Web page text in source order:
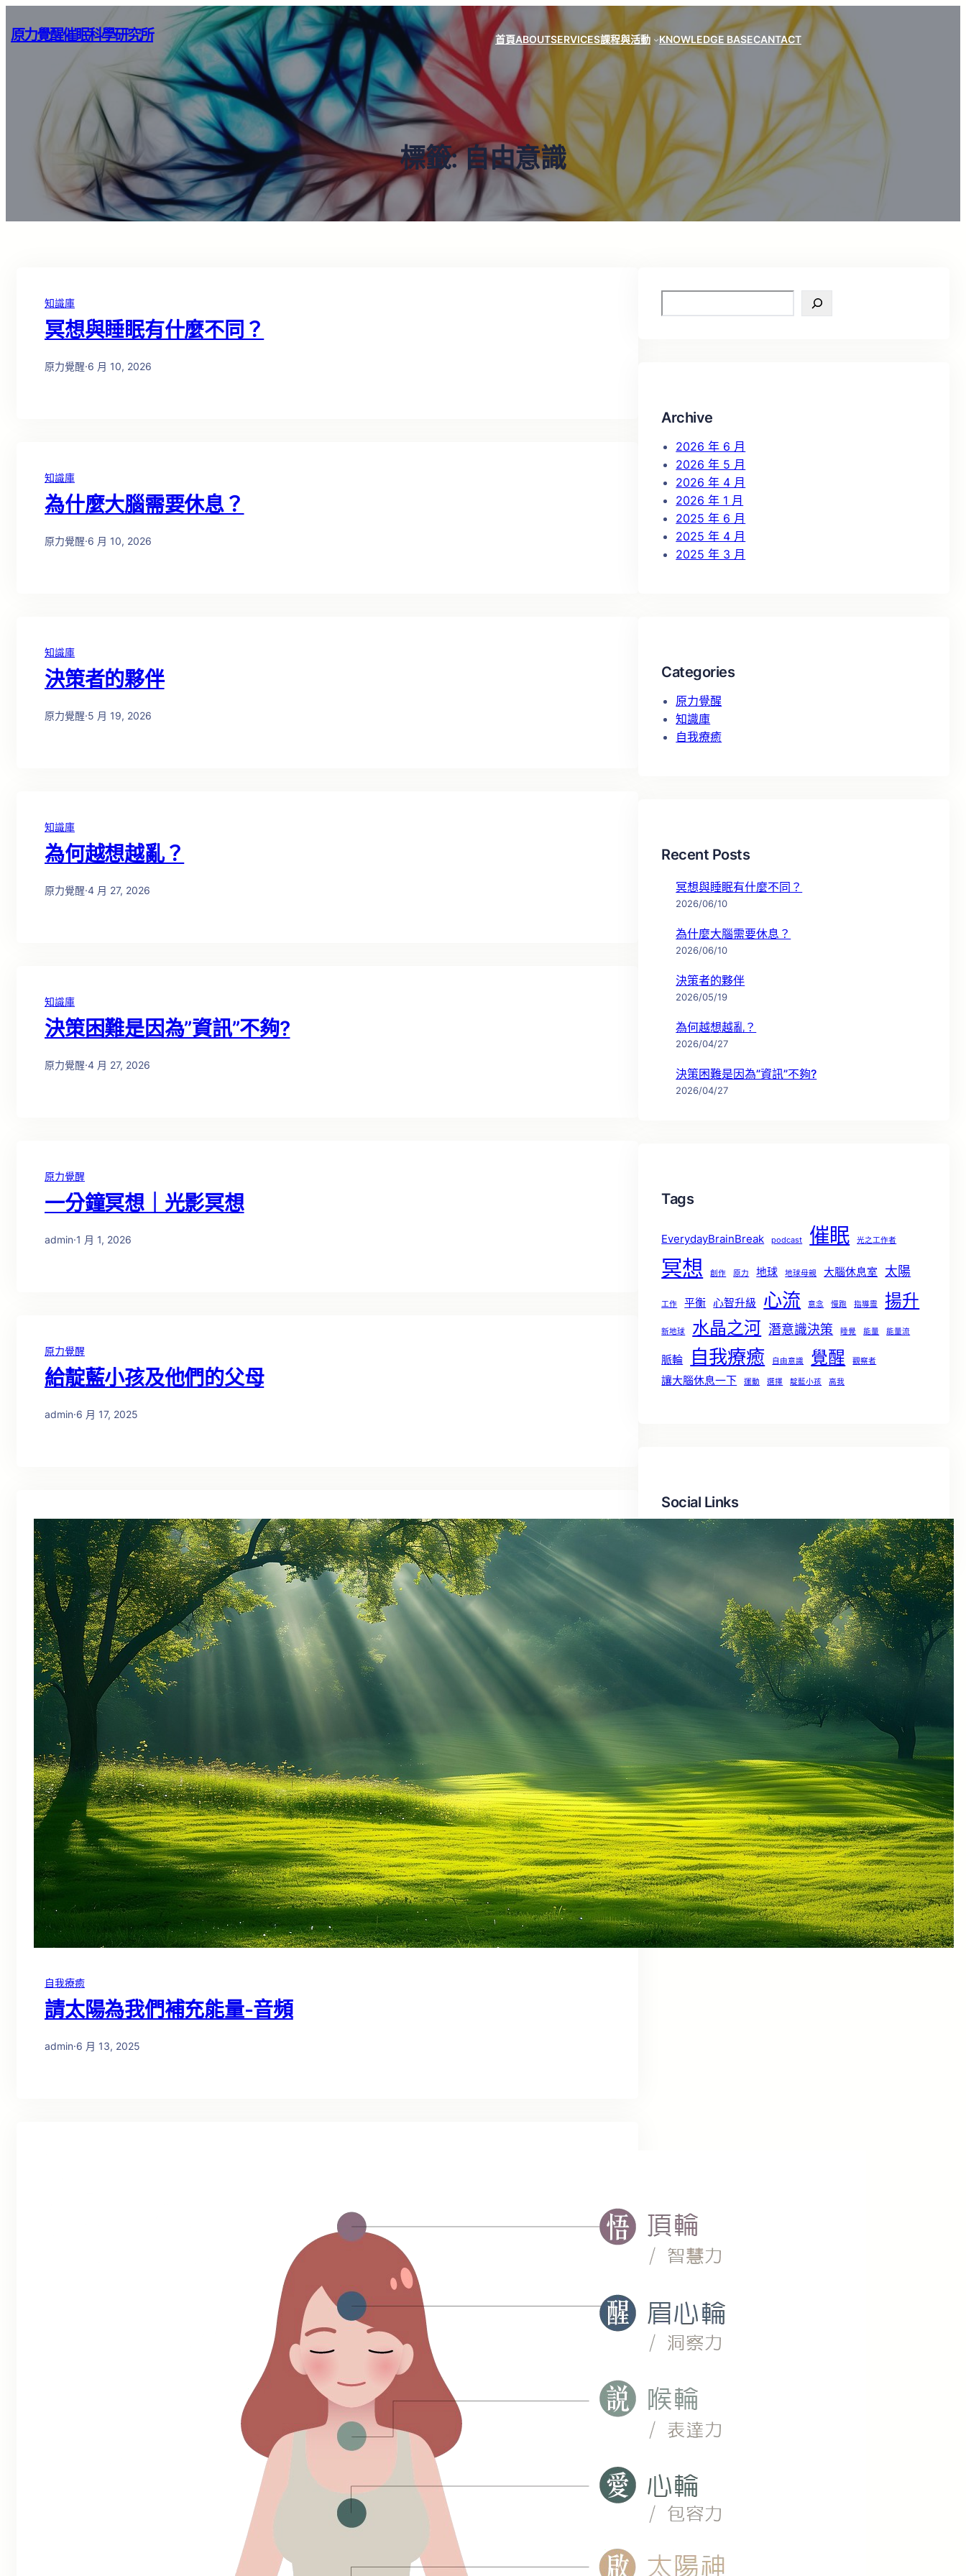
原力覺醒催眠科學研究所 首頁ABOUTSERVICES課程與活動 KNOWLEDGE BASECANTACT
標籤:自由意識
知識庫
冥想與睡眠有什麼不同？
原力覺醒·6 月 10, 2026
知識庫
為什麼大腦需要休息？
原力覺醒·6 月 10, 2026
知識庫
決策者的夥伴
原力覺醒·5 月 19, 2026
知識庫
為何越想越亂？
原力覺醒·4 月 27, 2026
知識庫
決策困難是因為”資訊”不夠?
原力覺醒·4 月 27, 2026
原力覺醒
一分鐘冥想｜光影冥想
admin·1 月 1, 2026
原力覺醒
給靛藍小孩及他們的父母
admin·6 月 17, 2025
自我療癒
請太陽為我們補充能量-音頻
admin·6 月 13, 2025
e
Archive
2026 年 6 月
2026 年 5 月
2026 年 4 月
2026 年 1 月
2025 年 6 月
2025 年 4 月
2025 年 3 月
Categories
原力覺醒
知識庫
自我療癒
Recent Posts
冥想與睡眠有什麼不同？
2026/06/10
為什麼大腦需要休息？
2026/06/10
決策者的夥伴
2026/05/19
為何越想越亂？
2026/04/27
決策困難是因為”資訊”不夠?
2026/04/27
Tags
EverydayBrainBreak podcast 催眠 光之工作者
冥想 創作 原力 地球 地球母親 大腦休息室 太陽
工作 平衡 心智升級 心流 意念 慢跑 指導靈 揚升
新地球 水晶之河 潛意識決策 睡覺 能量 能量流
脈輪 自我療癒 自由意識 覺醒 觀察者
讓大腦休息一下 運動 選擇 靛藍小孩 高我
Social Links
X LinkedIn Instagram